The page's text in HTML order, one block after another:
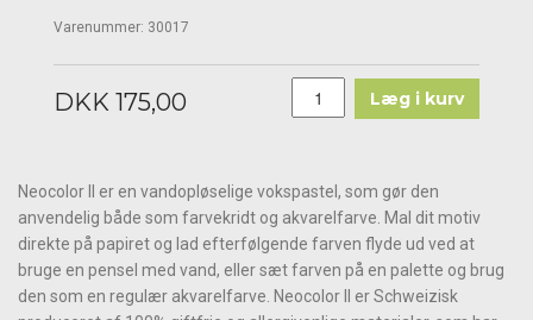
Varenummer: 30017
DKK 175,00 Læg i kurv
Neocolor II er en vandopløselige vokspastel, som gør den
anvendelig både som farvekridt og akvarelfarve. Mal dit motiv
direkte på papiret og lad efterfølgende farven flyde ud ved at
bruge en pensel med vand, eller sæt farven på en palette og brug
den som en regulær akvarelfarve. Neocolor II er Schweizisk